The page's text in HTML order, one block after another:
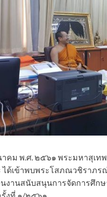
คม พ.ศ. ๒๕๖๑ พระมหาสุเ
ด้เข้าพบพระโสภณวชิราภร
งานสนับสนุนการจัดการศึกษ